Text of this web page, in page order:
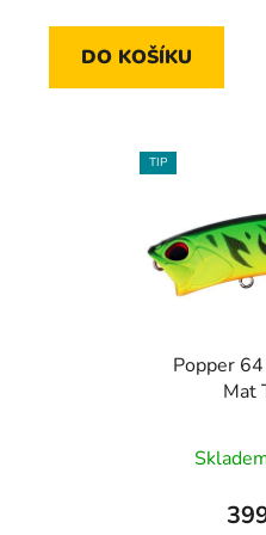
DO KOŠÍKU
TIP
Popper
Mat